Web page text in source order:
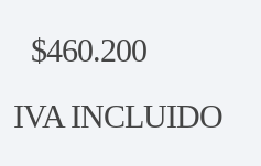
$460.200
IVA INCLUIDO